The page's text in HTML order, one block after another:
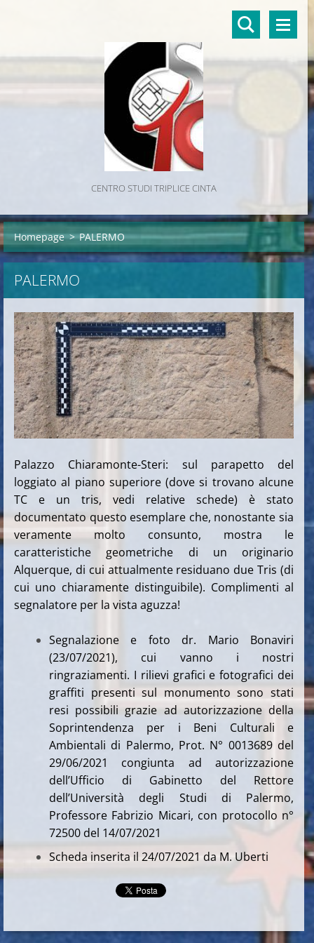
CENTRO STUDI TRIPLICE CINTA
Homepage > PALERMO
PALERMO
Palazzo Chiaramonte-Steri: sul parapetto del
loggiato al piano superiore (dove si trovano alcune
TC e un tris, vedi relative schede) è stato
documentato questo esemplare che, nonostante sia
veramente molto consunto, mostra le
caratteristiche geometriche di un originario
Alquerque, di cui attualmente residuano due Tris (di
cui uno chiaramente distinguibile). Complimenti al
segnalatore per la vista aguzza!
Segnalazione e foto dr. Mario Bonaviri
(23/07/2021), cui vanno i nostri
ringraziamenti. I rilievi grafici e fotografici dei
graffiti presenti sul monumento sono stati
resi possibili grazie ad autorizzazione della
Soprintendenza per i Beni Culturali e
Ambientali di Palermo, Prot. N° 0013689 del
29/06/2021 congiunta ad autorizzazione
dell’Ufficio di Gabinetto del Rettore
dell’Università degli Studi di Palermo,
Professore Fabrizio Micari, con protocollo n°
72500 del 14/07/2021
Scheda inserita il 24/07/2021 da M. Uberti